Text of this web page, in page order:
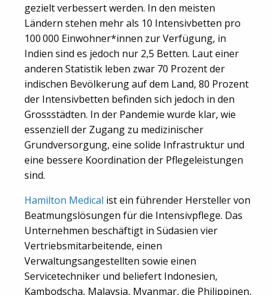
gezielt verbessert werden. In den meisten
Ländern stehen mehr als 10 Intensivbetten pro
100 000 Einwohner*innen zur Verfügung, in
Indien sind es jedoch nur 2,5 Betten. Laut einer
anderen Statistik leben zwar 70 Prozent der
indischen Bevölkerung auf dem Land, 80 Prozent
der Intensivbetten befinden sich jedoch in den
Grossstädten. In der Pandemie wurde klar, wie
essenziell der Zugang zu medizinischer
Grundversorgung, eine solide Infrastruktur und
eine bessere Koordination der Pflegeleistungen
sind.
Hamilton Medical ist ein führender Hersteller von
Beatmungslösungen für die Intensivpflege. Das
Unternehmen beschäftigt in Südasien vier
Vertriebsmitarbeitende, einen
Verwaltungsangestellten sowie einen
Servicetechniker und beliefert Indonesien,
Kambodscha, Malaysia, Myanmar, die Philippinen,